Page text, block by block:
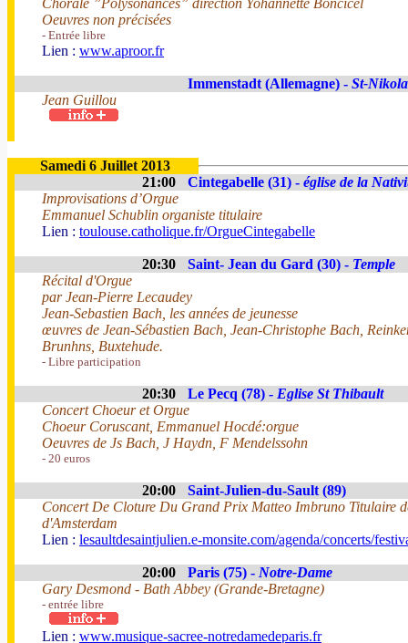
Chorale ”Polysonances” direction Yohannette Boncicel
Oeuvres non précisées
- Entrée libre
Lien : www.aproor.fr
Immenstadt (Allemagne) - St-
Jean Guillou
Samedi 6 Juillet 2013
21:00
Cintegabelle (31) - église de la
Improvisations d’Orgue
Emmanuel Schublin organiste titulaire
Lien : toulouse.catholique.fr/OrgueCintegabelle
20:30 Saint- Jean du Gard (30) - Temple
Récital d'Orgue
par Jean-Pierre Lecaudey
Jean-Sebastien Bach, les années de jeunesse
œuvres de Jean-Sébastien Bach, Jean-Christophe Bach,
Brunhns, Buxtehude.
- Libre participation
20:30 Le Pecq (78) - Eglise St Thibault
Concert Choeur et Orgue
Choeur Coruscant, Emmanuel Hocdé:orgue
Oeuvres de Js Bach, J Haydn, F Mendelssohn
- 20 euros
20:00
Saint-Julien-du-Sault (89)
Concert De Cloture Du Grand Prix Matteo Imbruno Titulaire
d'Amsterdam
Lien : lesaultdesaintjulien.e-monsite.com/agenda/concerts/
20:00 Paris (75) - Notre-Dame
Gary Desmond - Bath Abbey (Grande-Bretagne)
- entrée libre
Lien : www.musique-sacree-notredamedeparis.fr